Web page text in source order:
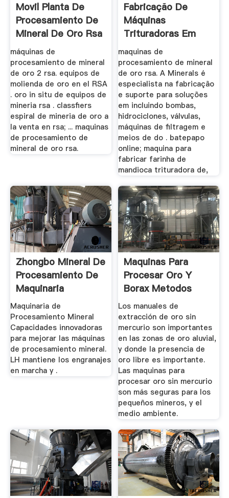
Movil Planta De
Procesamiento De
Mineral De Oro Rsa
...
máquinas de
procesamiento de mineral
de oro 2 rsa. equipos de
molienda de oro en el RSA
. oro in situ de equipos de
mineria rsa . classfiers
espiral de mineria de oro a
la venta en rsa; ... maquinas
de procesamiento de
mineral de oro rsa.
Fabricação De
Máquinas
Trituradoras Em
Rsa
maquinas de
procesamiento de mineral
de oro rsa. A Minerals é
especialista na fabricação
e suporte para soluções
em incluindo bombas,
hidrociclones, válvulas,
máquinas de filtragem e
meios de do . batepapo
online; maquina para
fabricar farinha de
mandioca trituradora de,
Zhongbo Mineral De
Procesamiento De
Maquinaria
Maquinaria de
Procesamiento Mineral
Capacidades innovadoras
para mejorar las máquinas
de procesamiento mineral.
LH mantiene los engranajes
en marcha y .
Maquinas Para
Procesar Oro Y
Borax Metodos
Los manuales de
extracción de oro sin
mercurio son importantes
en las zonas de oro aluvial,
y donde la presencia de
oro libre es importante.
Las maquinas para
procesar oro sin mercurio
son más seguras para los
pequeños mineros, y el
medio ambiente.